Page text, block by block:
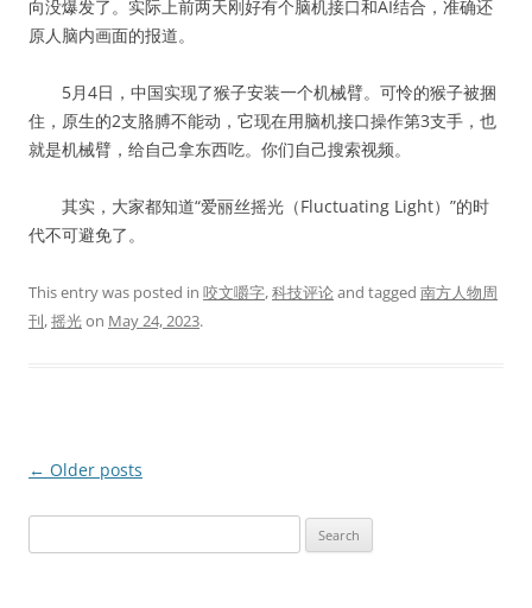
向没爆发了。实际上前两天刚好有个脑机接口和AI结合，准确还
原人脑内画面的报道。
5月4日，中国实现了猴子安装一个机械臂。可怜的猴子被捆
住，原生的2支胳膊不能动，它现在用脑机接口操作第3支手，也
就是机械臂，给自己拿东西吃。你们自己搜索视频。
其实，大家都知道“爱丽丝摇光（Fluctuating Light）”的时
代不可避免了。
This entry was posted in 咬文嚼字,科技评论and tagged 南方人物周
刊,摇光on May 24, 2023.
Post
← Older posts
for: